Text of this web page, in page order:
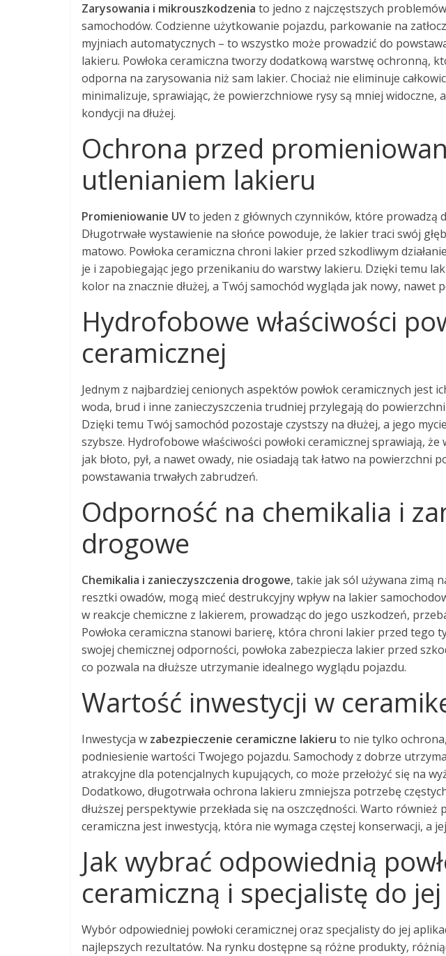
Zarysowania i mikrouszkodzenia to jedno z najczęstszych
samochodów. Codzienne użytkowanie pojazdu, parkowanie na
myjniach automatycznych – to wszystko może prowadzić do
lakieru. Powłoka ceramiczna tworzy dodatkową warstwę ochronną,
odporna na zarysowania niż sam lakier. Chociaż nie eliminuje
minimalizuje, sprawiając, że powierzchniowe rysy są mniej widoczne,
kondycji na dłużej.
Ochrona przed
utlenianiem lakieru
Promieniowanie UVto jeden z głównych czynników, które prowadzą
Długotrwałe wystawienie na słońce powoduje, że lakier traci swój
matowo. Powłoka ceramiczna chroni lakier przed szkodliwym
je i zapobiegając jego przenikaniu do warstwy lakieru. Dzięki temu
kolor na znacznie dłużej, a Twój samochód wygląda jak nowy, nawet
Hydrofobowe właściwości
ceramicznej
Jednym z najbardziej cenionych aspektów powłok ceramicznych jest
woda, brud i inne zanieczyszczenia trudniej przylegają do powierzchni
Dzięki temu Twój samochód pozostaje czystszy na dłużej, a jego
szybsze. Hydrofobowe właściwości powłoki ceramicznej sprawiają,
jak błoto, pył, a nawet owady, nie osiadają tak łatwo na powierzchni
powstawania trwałych zabrudzeń.
Odporność na chemikalia i
drogowe
Chemikalia i zanieczyszczenia drogowe, takie jak sól używana zimą
resztki owadów, mogą mieć destrukcyjny wpływ na lakier
w reakcje chemiczne z lakierem, prowadząc do jego uszkodzeń,
Powłoka ceramiczna stanowi barierę, która chroni lakier przed tego
swojej chemicznej odporności, powłoka zabezpiecza lakier przed
co pozwala na dłuższe utrzymanie idealnego wyglądu pojazdu.
Wartość inwestycji w
Inwestycja w zabezpieczenie ceramiczne lakieru to nie tylko
podniesienie wartości Twojego pojazdu. Samochody z dobrze
atrakcyjne dla potencjalnych kupujących, co może przełożyć się na
Dodatkowo, długotrwała ochrona lakieru zmniejsza potrzebę
dłuższej perspektywie przekłada się na oszczędności. Warto również
ceramiczna jest inwestycją, która nie wymaga częstej konserwacji, a
Jak wybrać odpowiednią
ceramiczną i specjalistę do
Wybór odpowiedniej powłoki ceramicznej oraz specjalisty do jej
najlepszych rezultatów. Na rynku dostępne są różne produkty,